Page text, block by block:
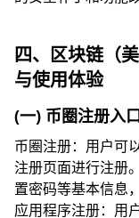
四、区块链（
与使用体验
(一) 币圈注册入
币圈注册：用户可
注册页面进行注册
置密码等基本信息
应用程序注册：用